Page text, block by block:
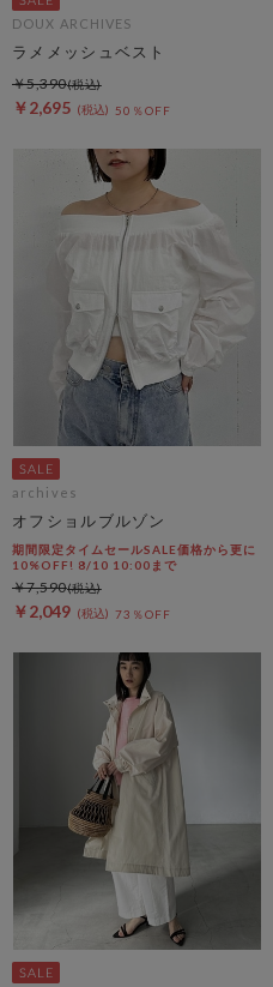
DOUX ARCHIVES
ラメメッシュベスト
￥2,695 50％OFF
￥5,390
archives
オフショルブルゾン
期間限定タイムセールSALE価格から更に
10%OFF! 8/10 10:00まで
￥2,049 73％OFF
￥7,590